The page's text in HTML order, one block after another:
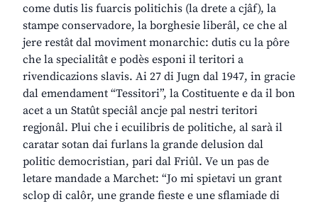
come dutis lis fuarcis politichis (la drete a cjâf), la
stampe conservadore, la borghesie liberâl, ce che al
jere restât dal moviment monarchic: dutis cu la pôre
che la specialitât e podès esponi il teritori a
rivendicazions slavis. Ai 27 di Jugn dal 1947, in gracie
dal emendament “Tessitori”, la Costituente e da il bon
acet a un Statût speciâl ancje pal nestri teritori
regjonâl. Plui che i ecuilibris de politiche, al sarà il
caratar sotan dai furlans la grande delusion dal
politic democristian, pari dal Friûl. Ve un pas de
letare mandade a Marchet: “Jo mi spietavi un grant
sclop di calôr, une grande fieste e une sflamiade di